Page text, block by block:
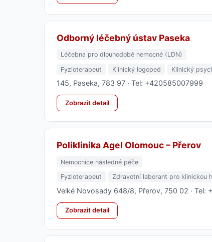
Odborný léčebný ústav Paseka
Léčebna pro dlouhodobě nemocné (LDN)
Fyzioterapeut
Klinický logoped Klinický
145, Paseka, 783 97 · Tel: +420585007999
Zobrazit detail
Poliklinika Agel Olomouc – Přerov
Nemocnice následné péče
Fyzioterapeut
Zdravotní laborant pro klinickou
Velké Novosady 648/8, Přerov, 750 02 · Tel:
Zobrazit detail